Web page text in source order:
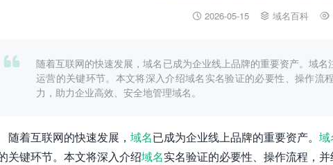
 2026-05-15  域名百科 

随着互联网的快速发展，域名已成为企业线上品牌的重要资产。域
运营的关键环节。本文将深入介绍域名实名验证的必要性、操作流
力，助力企业高效、安全地管理域名。
随着互联网的快速发展， 域名已成为企业线上品牌的重要资产。 域
关键环节。本文将深入介绍域名实名验证的必要性、操作流程，并